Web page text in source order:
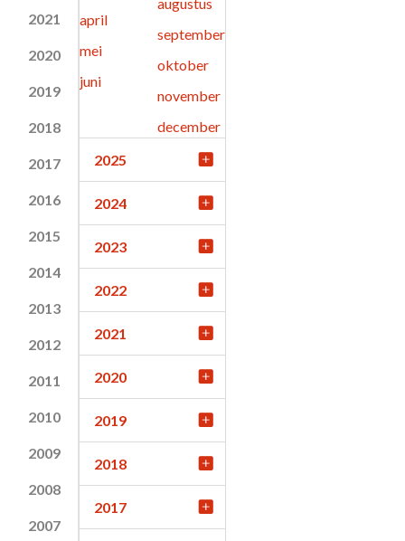
2021
2020
2019
2018
2017
2016
2015
2014
2013
2012
2011
2010
2009
2008
2007
april
mei
juni
september
oktober
november
december
2025
2024
2023
2022
2021
2020
2019
2018
2017